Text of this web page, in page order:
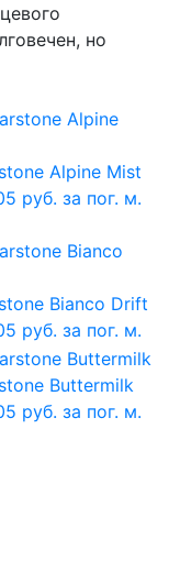
но
Alpine Mist
руб. за пог. м.
Bianco Drift
руб. за пог. м.
Buttermilk
руб. за пог. м.